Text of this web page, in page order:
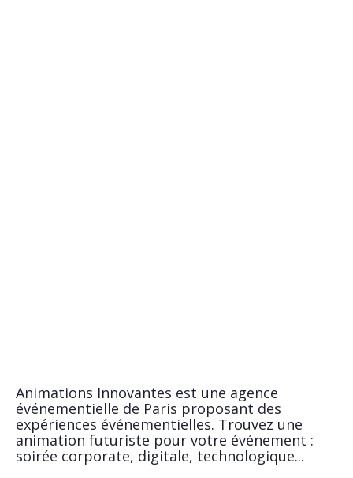
Animations Innovantes est une agence
événementielle de Paris proposant des
expériences événementielles. Trouvez une
animation futuriste pour votre événement :
soirée corporate, digitale, technologique...